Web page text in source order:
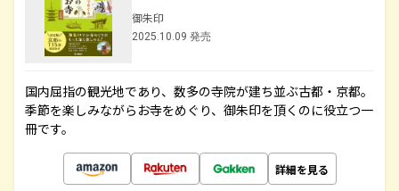
御朱印
2025.10.09 発売
国内屈指の観光地であり、数多の寺院が建ち並ぶ古都・京都。
季節を楽しみながらお寺をめぐり、御朱印を頂くのに役立つ一
冊です。
詳細を見る